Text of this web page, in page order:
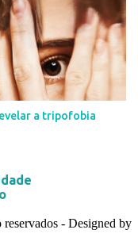
a tripofobia
- Designed by